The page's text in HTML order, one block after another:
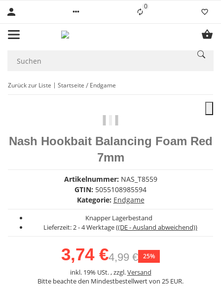
0Liste ist leer
Zurück zur Liste Startseite Endgame
Nash Hookbait Balancing Foam Red
7mm
Artikelnummer: NAS_T8559
GTIN: 5055108985594
Kategorie: Endgame
Knapper Lagerbestand
Lieferzeit:2 - 4 Werktage((DE - Ausland abweichend))
3,74 €4,99 € 25%
inkl. 19% USt. , zzgl.Versand
Bitte beachte den Mindestbestellwert von 25 EUR.